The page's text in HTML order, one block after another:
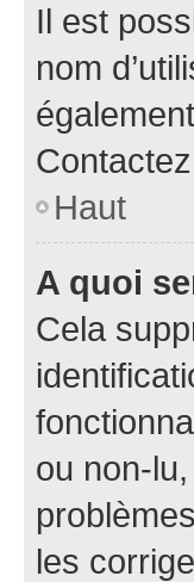
Il est
nom
Haut
A quoi
Cela
ou non-
les